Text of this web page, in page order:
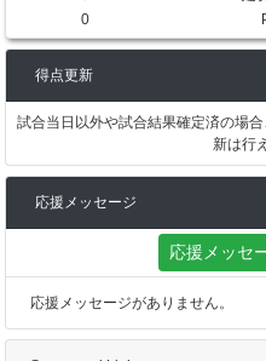
0
得点更新
試合当日以外や試合結果確定済の場
新は行
応援メッセージ
応援メッセ
応援メッセージがありません。